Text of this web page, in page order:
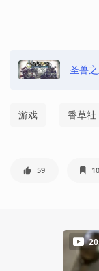
圣兽
游戏 香草社
59 10